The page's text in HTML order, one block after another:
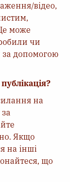
відео,
може
чи
допомогою
на
Якщо
на інші
що